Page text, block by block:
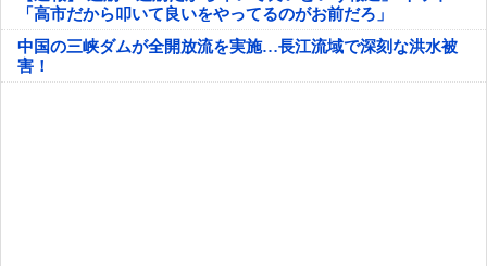
「高市だから叩いて良いをやってるのがお前だろ」
中国の三峡ダムが全開放流を実施…長江流域で深刻な洪水被
害！